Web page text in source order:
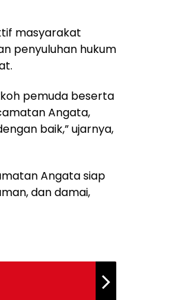
masyarakat
penyuluhan hukum
pemuda beserta
Angata,
baik,” ujarnya,
Angata siap
dan damai,